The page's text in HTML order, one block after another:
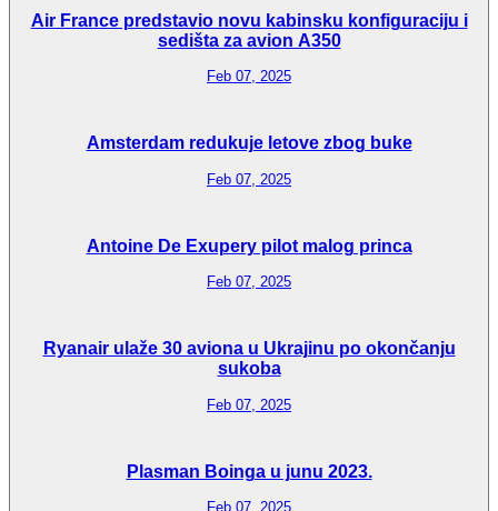
Air France predstavio novu kabinsku konfiguraciju i
sedišta za avion A350
Feb 07, 2025
Amsterdam redukuje letove zbog buke
Feb 07, 2025
Antoine De Exupery pilot malog princa
Feb 07, 2025
Ryanair ulaže 30 aviona u Ukrajinu po okončanju
sukoba
Feb 07, 2025
Plasman Boinga u junu 2023.
Feb 07, 2025